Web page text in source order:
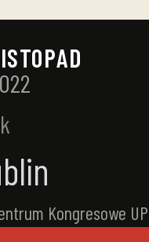
Kongresowe UP